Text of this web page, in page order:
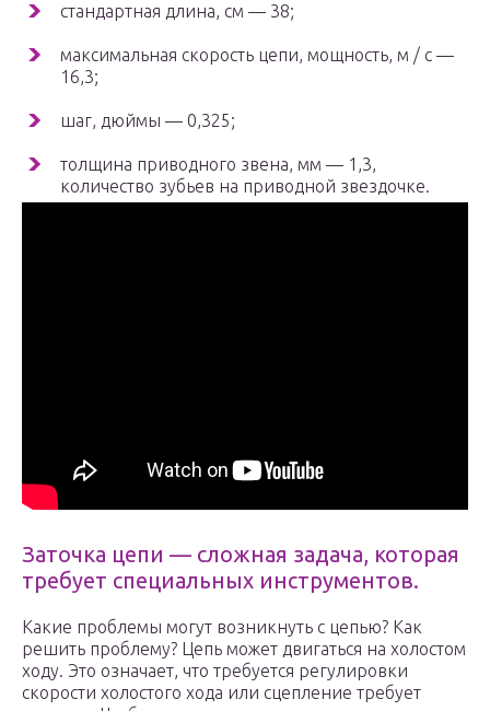
стандартная длина, см — 38;
максимальная скорость цепи, мощность, м / с —
16,3;
шаг, дюймы — 0,325;
толщина приводного звена, мм — 1,3,
количество зубьев на приводной звездочке.
Заточка цепи — сложная задача, которая
требует специальных инструментов.
Какие проблемы могут возникнуть с цепью? Как
решить проблему? Цепь может двигаться на холостом
ходу. Это означает, что требуется регулировки
скорости холостого хода или сцепление требует